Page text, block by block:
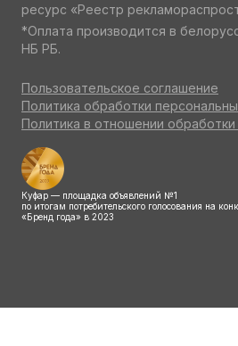
ресурс «Реестр
*Оплата производится в
НБ РБ.
Пользовательское соглашение
Политика обработки
Политика в отношении
Куфар — площадка объявлений №1
по итогам потребительского голосования на
«Бренд года» в 2023